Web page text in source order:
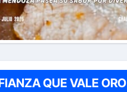
QUE VALE ORO